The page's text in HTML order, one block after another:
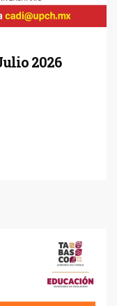
2026